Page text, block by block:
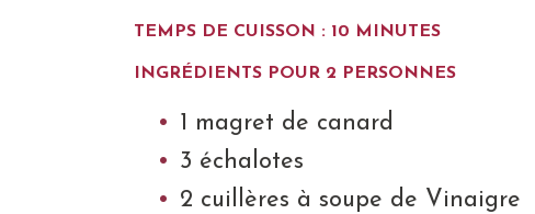
TEMPS DE CUISSON : 10 MINUTES
INGRÉDIENTS POUR 2 PERSONNES
1 magret de canard
3 échalotes
2 cuillères à soupe de Vinaigre